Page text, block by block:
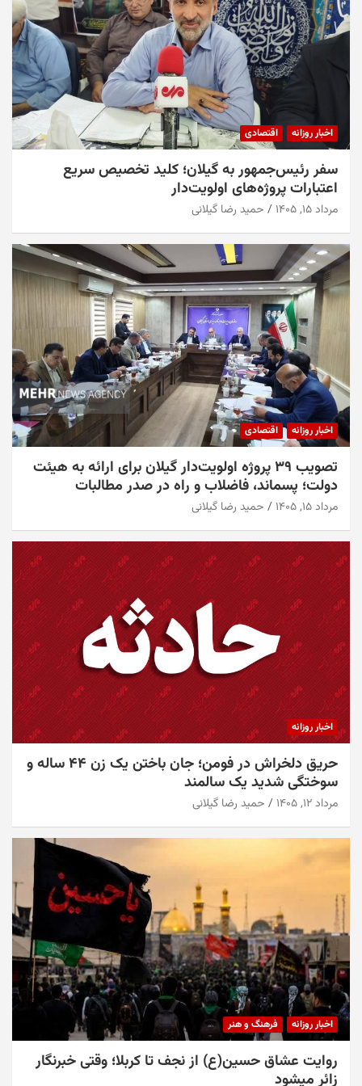
اخبار روزانه اقتصادی
سفر رئیس‌جمهور به گیلان؛ کلید تخصیص سریع
اعتبارات پروژه‌های اولویت‌دار
مرداد ۱۵, ۱۴۰۵ حمید رضا گیلانی
اخبار روزانه اقتصادی
تصویب ۳۹ پروژه اولویت‌دار گیلان برای ارائه به هیئت
دولت؛ پسماند، فاضلاب و راه در صدر مطالبات
مرداد ۱۵, ۱۴۰۵ حمید رضا گیلانی
اخبار روزانه
حریق دلخراش در فومن؛ جان باختن یک زن ۴۴ ساله و
سوختگی شدید یک سالمند
مرداد ۱۲, ۱۴۰۵ حمید رضا گیلانی
اخبار روزانه فرهنگ و هنر
روایت عشاق حسین(ع) از نجف تا کربلا؛ وقتی خبرنگار
زائر میشود